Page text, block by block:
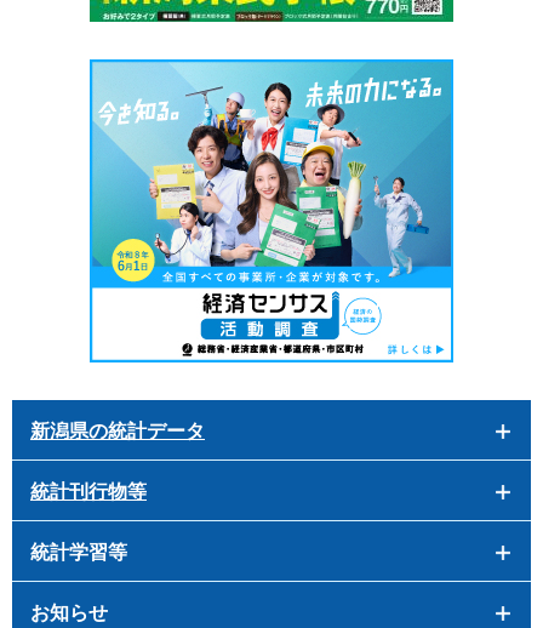
新潟県の統計データ
統計刊行物等
統計学習等
お知らせ